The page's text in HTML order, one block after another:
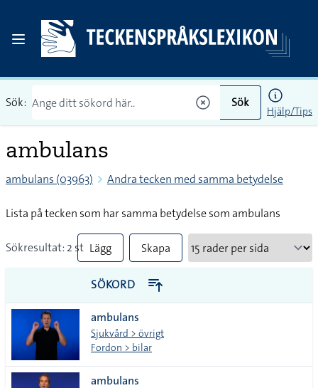
Sök: Sök
Hjälp/Tips
ambulans
ambulans (03963) Andra tecken med samma betydelse
Lista på tecken som har samma betydelse som ambulans
Sökresultat: 2 st Lägg
till
alla i
lista
Skapa
PDF
SÖKORD
ambulans
Sjukvård > övrigt
Fordon > bilar
ambulans